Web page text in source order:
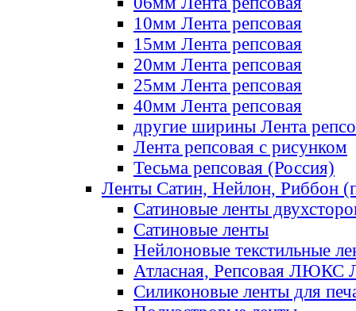
10мм Лента репсовая
15мм Лента репсовая
20мм Лента репсовая
25мм Лента репсовая
40мм Лента репсовая
другие ширины Лента
Лента репсовая с рисунком
Тесьма репсовая (Россия)
Ленты Сатин, Нейлон, Риббон
Сатиновые ленты
Сатиновые ленты
Нейлоновые текстильные
Атласная, Репсовая ЛЮКС
Силиконовые ленты для